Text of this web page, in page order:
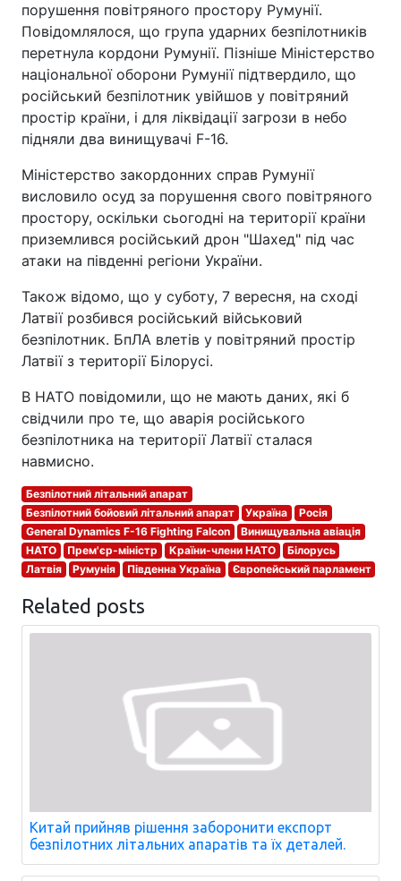
порушення повітряного простору Румунії.
Повідомлялося, що група ударних безпілотників
перетнула кордони Румунії. Пізніше Міністерство
національної оборони Румунії підтвердило, що
російський безпілотник увійшов у повітряний
простір країни, і для ліквідації загрози в небо
підняли два винищувачі F-16.
Міністерство закордонних справ Румунії
висловило осуд за порушення свого повітряного
простору, оскільки сьогодні на території країни
приземлився російський дрон "Шахед" під час
атаки на південні регіони України.
Також відомо, що у суботу, 7 вересня, на сході
Латвії розбився російський військовий
безпілотник. БпЛА влетів у повітряний простір
Латвії з території Білорусі.
В НАТО повідомили, що не мають даних, які б
свідчили про те, що аварія російського
безпілотника на території Латвії сталася
навмисно.
Безпілотний літальний апарат
Безпілотний бойовий літальний апарат
Україна
Росія
General Dynamics F-16 Fighting Falcon
Винищувальна авіація
НАТО
Прем'єр-міністр Країни-члени НАТО
Білорусь
Латвія
Румунія Південна Україна Європейський парламент
Related posts
Китай прийняв рішення заборонити експорт
безпілотних літальних апаратів та їх деталей.